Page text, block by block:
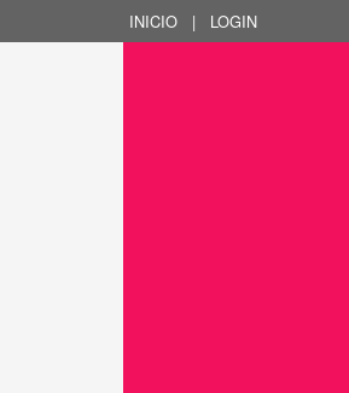
INICIO | LOGIN